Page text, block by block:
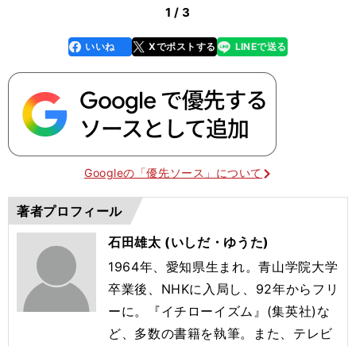
1 / 3
faceboo
k
いいね Xでポストする
line LINEで送る
Googleの「優先ソース」について
著者プロフィール
石田雄太 (いしだ・ゆうた)
1964年、愛知県生まれ。青山学院大学
卒業後、NHKに入局し、92年からフリ
ーに。『イチローイズム』(集英社)な
ど、多数の書籍を執筆。また、テレビ